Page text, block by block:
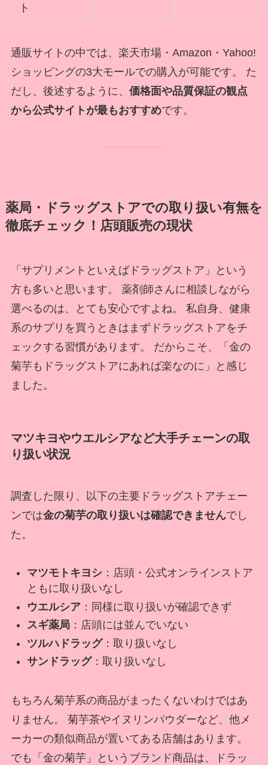
ト
通販サイトの中では、楽天市場・Amazon・Yahoo!
ショッピングの3大モールでの購入が可能です。 た
だし、後述するように、 価格面や品質保証の観点
から公式サイトが最もおすすめです。
薬局・ドラッグストアでの取り扱い有無を
徹底チェック！店頭販売の現状
「サプリメントといえばドラッグストア」という
方も多いと思います。 薬剤師さんに相談しながら
選べるのは、とても安心ですよね。 私自身、健康
系のサプリを買うときはまずドラッグストアをチ
ェックする習慣があります。 だからこそ、「金の
菊芋もドラッグストアにあれば楽なのに」と感じ
ました。
マツキヨやウエルシアなど大手チェーンの取
り扱い状況
調査した限り、以下の主要ドラッグストアチェー
ンでは金の菊芋の取り扱いは確認できませんでし
た。
マツモトキヨシ：店頭・公式オンラインストア
ともに取り扱いなし
ウエルシア：同様に取り扱いが確認できず
スギ薬局：店頭には並んでいない
ツルハドラッグ：取り扱いなし
サンドラッグ：取り扱いなし
もちろん菊芋系の商品がまったくないわけではあ
りません。 菊芋茶やイヌリンパウダーなど、他メ
ーカーの類似商品が置いてある店舗はあります。
でも「金の菊芋」というブランド商品は、ドラッ